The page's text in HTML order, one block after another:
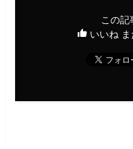
この記
いいね ま